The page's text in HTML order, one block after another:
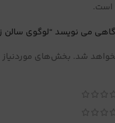
است.
می نویسد “لوگوی سالن
شد. بخش‌های موردنیاز